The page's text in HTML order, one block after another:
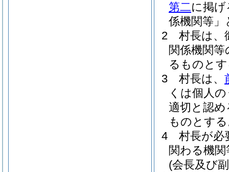
第二に掲
係機関等」
2
村長は、
関係機関
るものと
3
村長は、
くは個人
適切と認
ものとす
4
村長が必
関わる機
(会長及び